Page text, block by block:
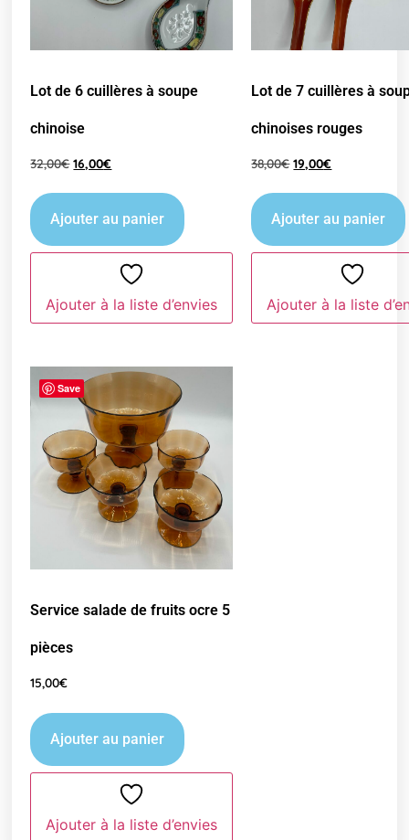
Lot de 6 cuillères à soupe
chinoise
32,00€ 16,00€
Ajouter au panier
Ajouter à la liste d’envies
Lot de 7 cuillères à
chinoises rouges
38,00€ 19,00€
Ajouter au panier
Ajouter à la liste
Save
Service salade de fruits ocre 5
pièces
15,00€
Ajouter au panier
Ajouter à la liste d’envies